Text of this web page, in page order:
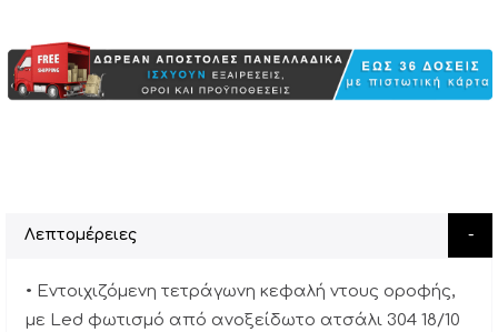
Λεπτομέρειες
• Εντοιχιζόμενη τετράγωνη κεφαλή ντους οροφής,
με Led φωτισμό από ανοξείδωτο ατσάλι 304 18/10